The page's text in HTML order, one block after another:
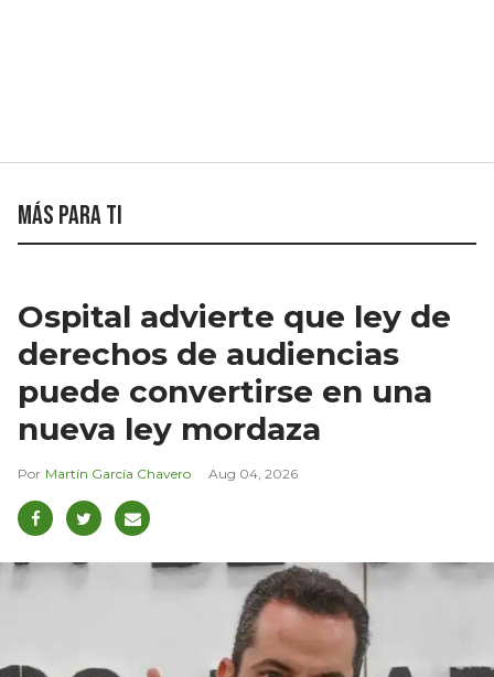
Más para ti
Ospital advierte que ley de
derechos de audiencias
puede convertirse en una
nueva ley mordaza
Martín García Chavero Aug 04, 2026